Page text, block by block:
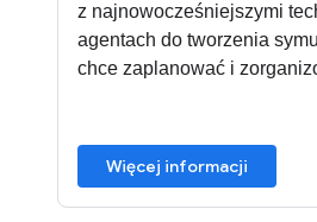
z najnowocześniejszymi
agentach do tworzenia
chce zaplanować i
Więcej informacji